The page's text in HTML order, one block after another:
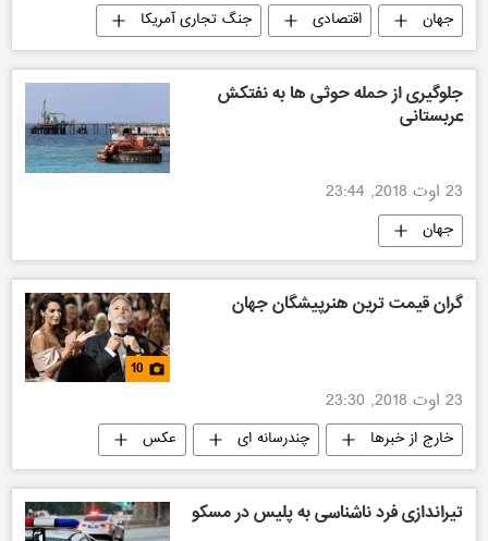
جهان اقتصادی جنگ تجاری آمریکا
جلوگیری از حمله حوثی ها به نفتکش
عربستانی
23 اوت 2018, 23:44
جهان
گران قیمت ترین هنرپیشگان جهان
10
23 اوت 2018, 23:30
خارج از خبرها چندرسانه ای عکس
تیراندازی فرد ناشناسی به پلیس در مسکو